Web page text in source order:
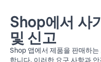
Shop에서 사
및 신고
Shop 앱에서 제품을 판매하
합니다. 이러한 요구 사항과